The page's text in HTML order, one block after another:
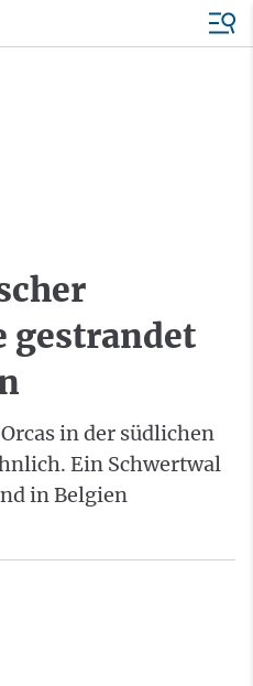
gestrandet
in der südlichen
Ein Schwertwal
in Belgien